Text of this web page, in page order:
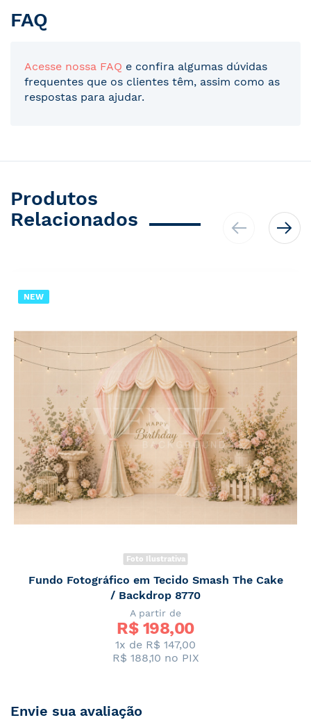
FAQ
Acesse nossa FAQ e confira algumas dúvidas
frequentes que os clientes têm, assim como as
respostas para ajudar.
Produtos
Relacionados
NEW
Foto Ilustrativa
Fundo Fotográfico em Tecido Smash The Cake
/ Backdrop 8770
A partir de
R$ 198,00
1x de R$ 147,00
R$ 188,10 no PIX
Envie sua avaliação